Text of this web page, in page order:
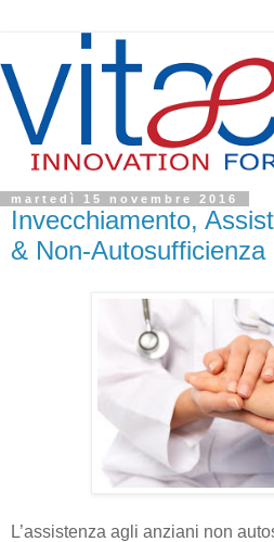
martedì 15 novembre 2016
Invecchiamento,
& Non-Autosufficienza
L’assistenza agli anziani non